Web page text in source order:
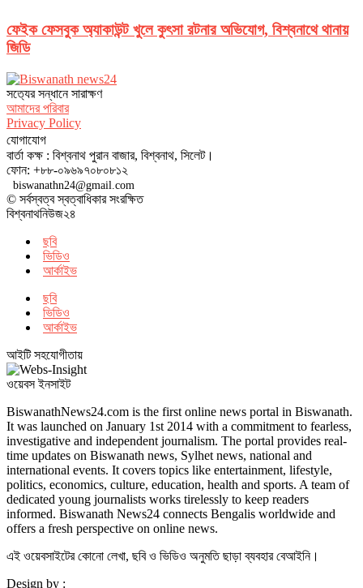
ফেইক ফেসবুক অ্যাকাউন্ট খুলে কুৎসা রটনার অভিযোগ, বিশ্বনাথে থানায়
জিডি
সত‌্যের সন্ধানে সারাক্ষণ
আমাদের পরিবার
Privacy Policy
যোগাযোগ
বার্তা কক্ষ : বিশ্বনাথ পুরান বাজার, বিশ্বনাথ, সিলেট।
ফোন: +৮৮-০৯৬৯৭০৮০৮১২
biswanathn24@gmail.com
© সর্বস্বত্ব স্বত্বাধিকার সংরক্ষিত
বিশ্বনাথনিউজ২৪
ছবি
ভিডিও
আর্কাইভ
ছবি
ভিডিও
আর্কাইভ
আইটি সহযোগীতায়
ওয়েবস ইনসাইট
BiswanathNews24.com is the first online news portal in Biswanath.
It was launched on January 1st 2014 with a commitment to fearless,
investigative and independent journalism. The portal provides real-
time updates on Biswanath news, Sylhet news, national and
international events. It covers topics like entertainment, lifestyle,
politics, economics, culture, education, health and sports. A team of
dedicated young journalists works tirelessly to keep readers
informed. Biswanath News24 connects Bengalis worldwide and
offers a fresh perspective on online news.
এই ওয়েবসাইটের কোনো লেখা, ছবি ও ভিডিও অনুমতি ছাড়া ব্যবহার বেআইনি।
Design by :